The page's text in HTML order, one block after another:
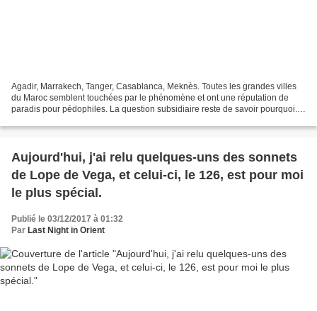
Agadir, Marrakech, Tanger, Casablanca, Meknès. Toutes les grandes villes
du Maroc semblent touchées par le phénomène et ont une réputation de
paradis pour pédophiles. La question subsidiaire reste de savoir pourquoi.
Aujourd'hui, j'ai relu quelques-uns des sonnets
de Lope de Vega, et celui-ci, le 126, est pour moi
le plus spécial.
Publié le 03/12/2017 à 01:32
Par Last Night in Orient